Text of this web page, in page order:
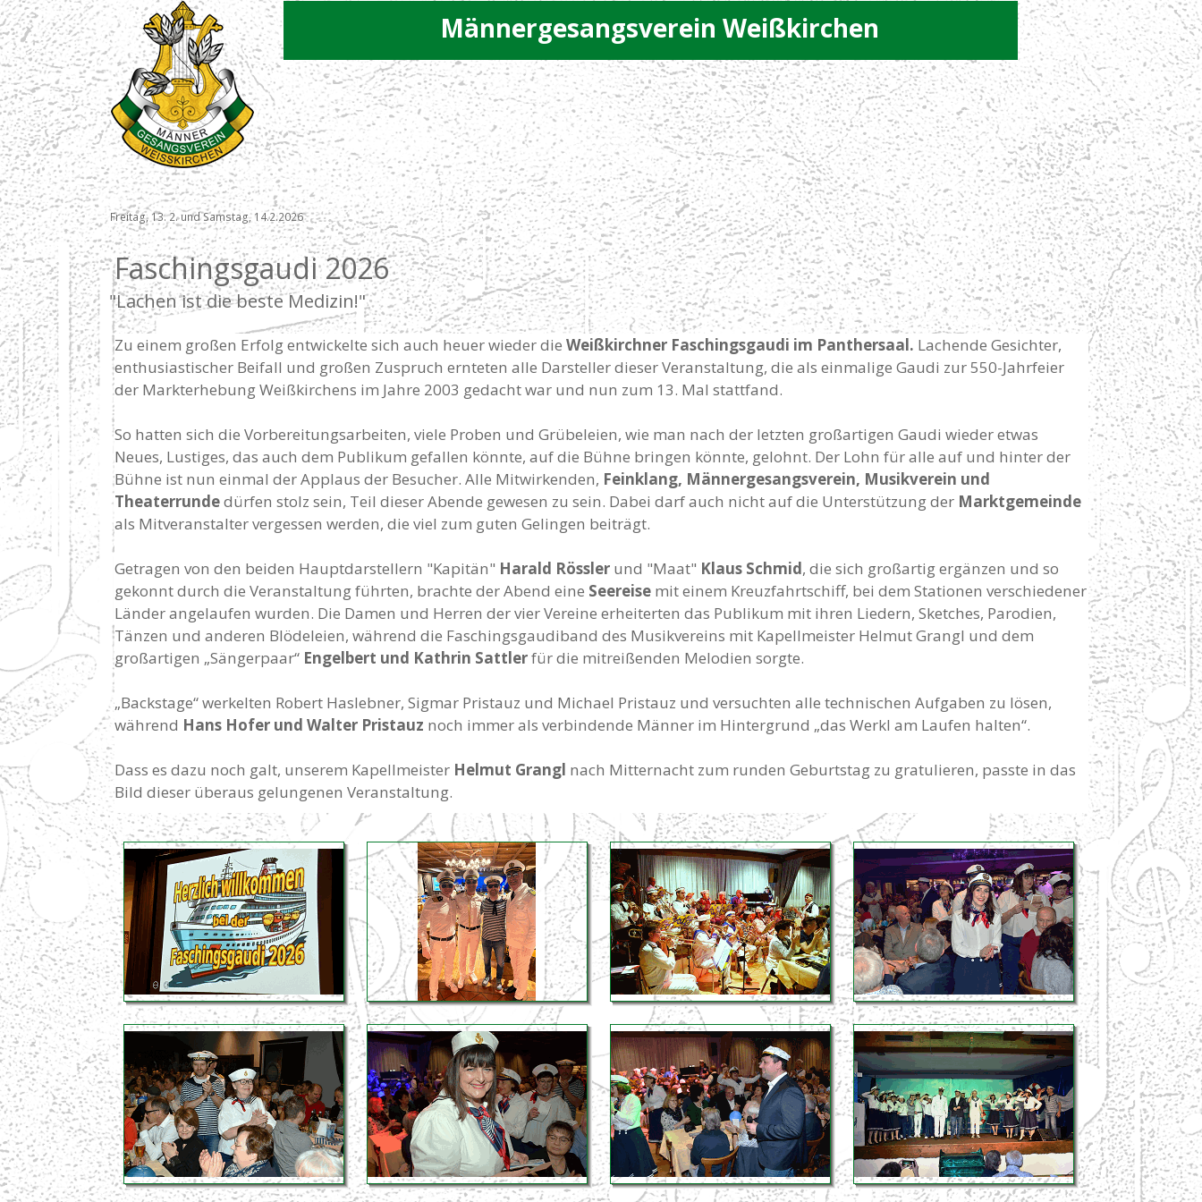
Männergesangsverein Weißkirchen
Freitag, 13. 2. und Samstag, 14.2.2026
Faschingsgaudi 2026
"Lachen ist die beste Medizin!"
Zu einem großen Erfolg entwickelte sich auch heuer wieder die Weißkirchner Faschingsgaudi im Panthersaal. Lachende Gesichter,
enthusiastischer Beifall und großen Zuspruch ernteten alle Darsteller dieser Veranstaltung, die als einmalige Gaudi zur 550-Jahrfeier
der Markterhebung Weißkirchens im Jahre 2003 gedacht war und nun zum 13. Mal stattfand.
So hatten sich die Vorbereitungsarbeiten, viele Proben und Grübeleien, wie man nach der letzten großartigen Gaudi wieder etwas
Neues, Lustiges, das auch dem Publikum gefallen könnte, auf die Bühne bringen könnte, gelohnt. Der Lohn für alle auf und hinter der
Bühne ist nun einmal der Applaus der Besucher. Alle Mitwirkenden, Feinklang, Männergesangsverein, Musikverein und
Theaterrundedürfen stolz sein, Teil dieser Abende gewesen zu sein. Dabei darf auch nicht auf die Unterstützung der Marktgemeinde
als Mitveranstalter vergessen werden, die viel zum guten Gelingen beiträgt.
Getragen von den beiden Hauptdarstellern "Kapitän" Harald Rösslerund "Maat" Klaus Schmid, die sich großartig ergänzen und so
gekonnt durch die Veranstaltung führten, brachte der Abend eine Seereisemit einem Kreuzfahrtschiff, bei dem Stationen verschiedener
Länder angelaufen wurden. Die Damen und Herren der vier Vereine erheiterten das Publikum mit ihren Liedern, Sketches, Parodien,
Tänzen und anderen Blödeleien, während die Faschingsgaudiband des Musikvereins mit Kapellmeister Helmut Grangl und dem
großartigen „Sängerpaar“ Engelbert und Kathrin Sattlerfür die mitreißenden Melodien sorgte.
„Backstage“ werkelten Robert Haslebner, Sigmar Pristauz und Michael Pristauz und versuchten alle technischen Aufgaben zu lösen,
während Hans Hofer und Walter Pristauz noch immer als verbindende Männer im Hintergrund „das Werkl am Laufen halten“.
Dass es dazu noch galt, unserem Kapellmeister Helmut Grangl nach Mitternacht zum runden Geburtstag zu gratulieren, passte in das
Bild dieser überaus gelungenen Veranstaltung.